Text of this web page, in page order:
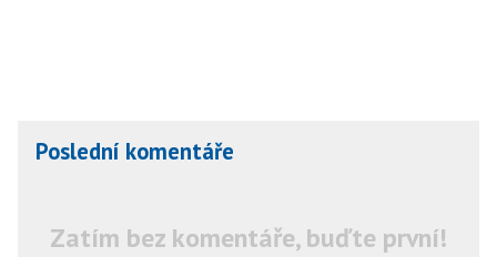
Poslední komentáře
Zatím bez komentáře, buďte první!